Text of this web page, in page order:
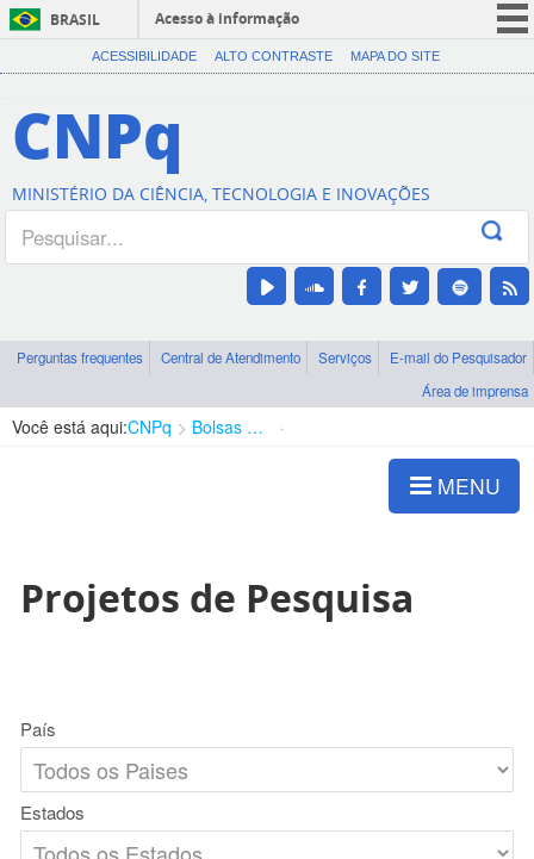
BRASIL
Acesso à informação
CORONAVÍRUS (COVID-19)
Canais
ACESSIBILIDADE ALTO CONTRASTE MAPA DO SITE
CNPq
MINISTÉRIO DA CIÊNCIA, TECNOLOGIA E INOVAÇÕES
Perguntas frequentes Central de Atendimento Serviços
E-mail do Pesquisador
Área de imprensa
Você está aqui:CNPq Bolsas e Auxílios Vigentes
MENU
Projetos de Pesquisa
País
Estados